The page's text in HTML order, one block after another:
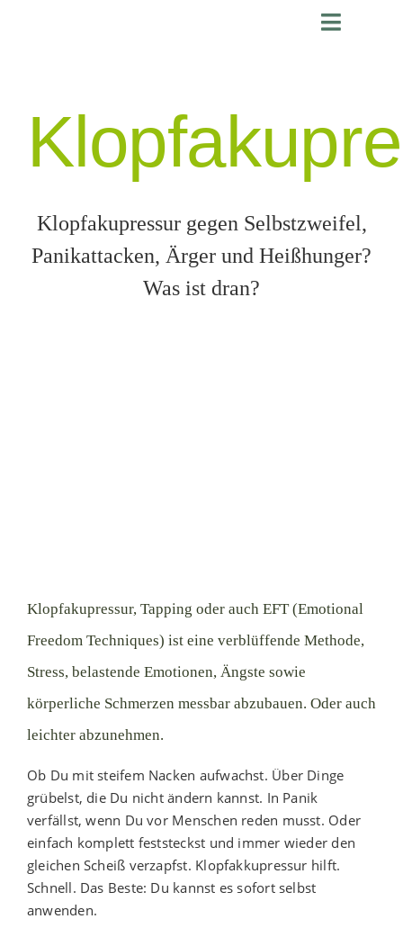
Toggle
Online
Über
Klopfakupressur gegen Selbstzweifel,
Panikattacken, Ärger und Heißhunger?
Was ist dran?
Klopfakupressur, Tapping oder auch EFT (Emotional
Freedom Techniques) ist eine verblüffende Methode,
Stress, belastende Emotionen, Ängste sowie
körperliche Schmerzen messbar abzubauen. Oder auch
leichter abzunehmen.
Ob Du mit steifem Nacken aufwachst. Über Dinge
grübelst, die Du nicht ändern kannst. In Panik
verfällst, wenn Du vor Menschen reden musst. Oder
einfach komplett feststeckst und immer wieder den
gleichen Scheiß verzapfst. Klopfakkupressur hilft.
Schnell. Das Beste: Du kannst es sofort selbst
anwenden.